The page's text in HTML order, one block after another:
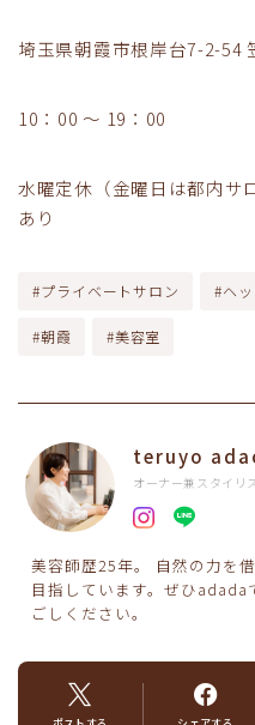
埼玉県朝霞市根岸台7-2-54
10：00 ～ 19：00
水曜定休（金曜日は都内サ
あり
#プライベートサロン #ヘ
#朝霞 #美容室
teruyo
オーナー兼スタイリ
美容師歴25年。 自然の力を
目指しています。ぜひ
ごしください。